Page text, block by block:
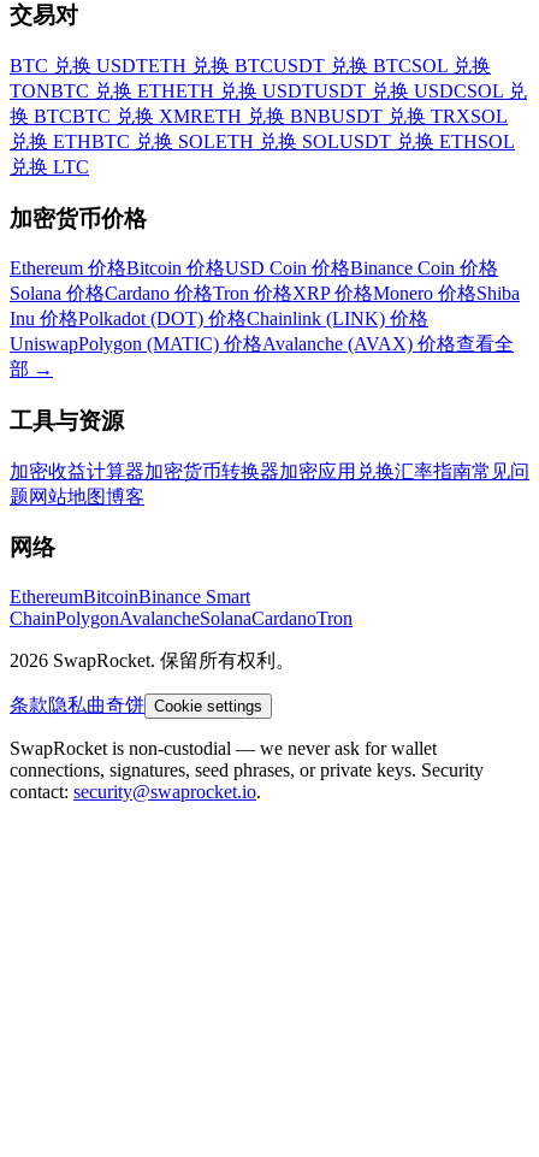
交易对
BTC 兑换 USDTETH 兑换 BTCUSDT 兑换 BTCSOL 兑换
TONBTC 兑换 ETHETH 兑换 USDTUSDT 兑换 USDCSOL 兑
换 BTCBTC 兑换 XMRETH 兑换 BNBUSDT 兑换 TRXSOL
兑换 ETHBTC 兑换 SOLETH 兑换 SOLUSDT 兑换 ETHSOL
兑换 LTC
加密货币价格
Ethereum 价格Bitcoin 价格USD Coin 价格Binance Coin 价格
Solana 价格Cardano 价格Tron 价格XRP 价格Monero 价格Shiba
Inu 价格Polkadot (DOT) 价格Chainlink (LINK) 价格
UniswapPolygon (MATIC) 价格Avalanche (AVAX) 价格查看全
部 →
工具与资源
加密收益计算器加密货币转换器加密应用 兑换汇率指南常见问
题网站地图博客
网络
EthereumBitcoinBinance Smart
ChainPolygonAvalancheSolanaCardanoTron
2026 SwapRocket. 保留所有权利。
条款隐私曲奇饼 Cookie settings
SwapRocket is non-custodial — we never ask for wallet
connections, signatures, seed phrases, or private keys. Security
contact: security@swaprocket.io.